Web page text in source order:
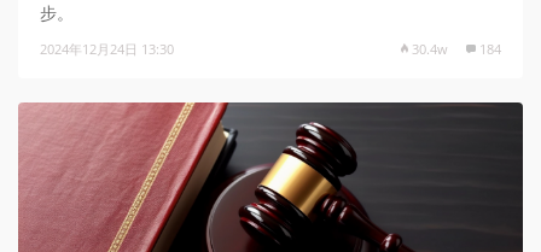
步。
2024年12月24日 13:30 30.4w 184